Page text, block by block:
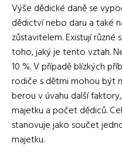
Výše dědické daně se
dědictví nebo daru a také
zůstavitelem. Existují různé
toho, jaký je tento vztah.
10 %. V případě blízkých
rodiče s dětmi mohou být
berou v úvahu další
majetku a počet dědiců.
stanovuje jako součet
majetku.